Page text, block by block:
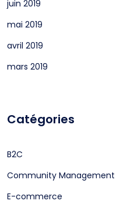
juin 2019
mai 2019
avril 2019
mars 2019
Catégories
B2C
Community Management
E-commerce